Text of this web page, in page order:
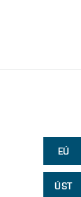
EÚ
ÚST